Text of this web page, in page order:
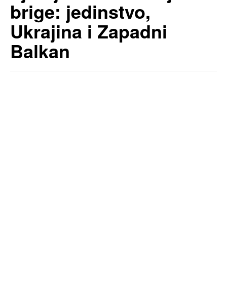
brige: jedinstvo,
Ukrajina i Zapadni
Balkan